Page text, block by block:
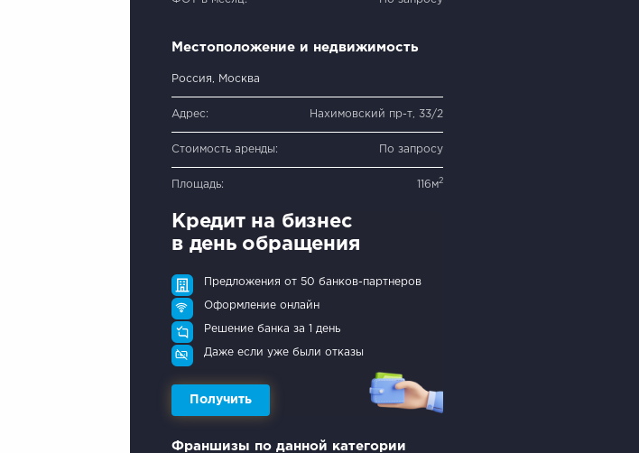
Местоположение и недвижимость
Россия, Москва
Адрес: Нахимовский пр-т, 33/2
Стоимость аренды: По запросу
Площадь: 116м2
Кредит на бизнес
в день обращения
Предложения от 50 банков-партнеров
Оформление онлайн
Решение банка за 1 день
Даже если уже были отказы
Получить
Франшизы по данной категории